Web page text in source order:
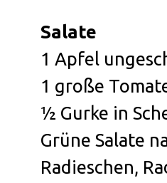
Salate
1 Apfel
1 große
½ Gurke in
Grüne Salate
Radieschen,